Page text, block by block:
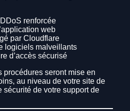
renforcée
web
par Cloudflare
logiciels malveillants
d’accès sécurisé
procédures seront mise en
au niveau de votre site de
sécurité de votre support de